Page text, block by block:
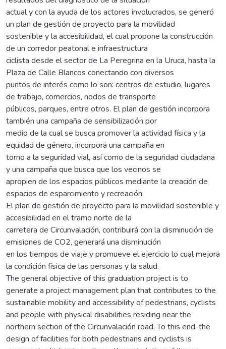
actual y con la ayuda de los actores involucrados, se generó
un plan de gestión de proyecto para la movilidad
sostenible y la accesibilidad, el cual propone la construcción
de un corredor peatonal e infraestructura
ciclista desde el sector de La Peregrina en la Uruca, hasta la
Plaza de Calle Blancos conectando con diversos
puntos de interés como lo son: centros de estudio, lugares
de trabajo, comercios, nodos de transporte
públicos, parques, entre otros. El plan de gestión incorpora
también una campaña de sensibilización por
medio de la cual se busca promover la actividad física y la
equidad de género, incorpora una campaña en
torno a la seguridad vial, así como de la seguridad ciudadana
y una campaña que busca que los vecinos se
apropien de los espacios públicos mediante la creación de
espacios de esparcimiento y recreación.
El plan de gestión de proyecto para la movilidad sostenible y
accesibilidad en el tramo norte de la
carretera de Circunvalación, contribuirá con la disminución de
emisiones de CO2, generará una disminución
en los tiempos de viaje y promueve el ejercicio lo cual mejora
la condición física de las personas y la salud.
The general objective of this graduation project is to
generate a project management plan that contributes to the
sustainable mobility and accessibility of pedestrians, cyclists
and people with physical disabilities residing near the
northern section of the Circunvalación road. To this end, the
design of facilities for both pedestrians and cyclists is